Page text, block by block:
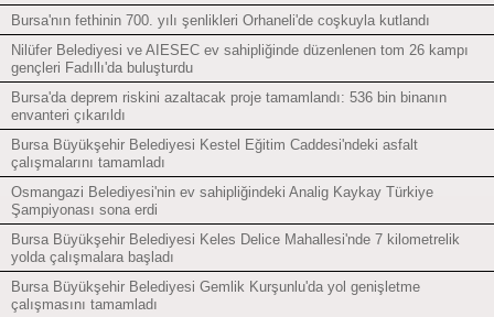
Bursa'nın fethinin 700. yılı şenlikleri Orhaneli'de coşkuyla kutlandı
Nilüfer Belediyesi ve AIESEC ev sahipliğinde düzenlenen tom 26 kampı
gençleri Fadıllı'da buluşturdu
Bursa'da deprem riskini azaltacak proje tamamlandı: 536 bin binanın
envanteri çıkarıldı
Bursa Büyükşehir Belediyesi Kestel Eğitim Caddesi'ndeki asfalt
çalışmalarını tamamladı
Osmangazi Belediyesi'nin ev sahipliğindeki Analig Kaykay Türkiye
Şampiyonası sona erdi
Bursa Büyükşehir Belediyesi Keles Delice Mahallesi'nde 7 kilometrelik
yolda çalışmalara başladı
Bursa Büyükşehir Belediyesi Gemlik Kurşunlu'da yol genişletme
çalışmasını tamamladı